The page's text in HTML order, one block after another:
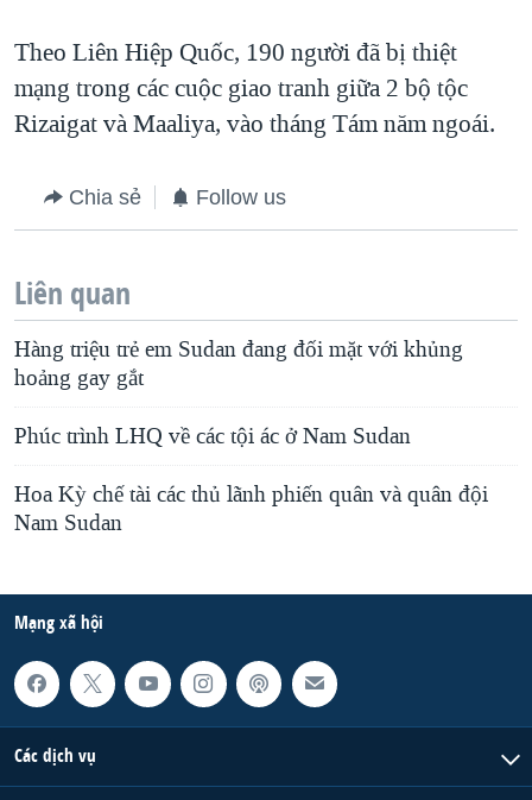
Theo Liên Hiệp Quốc, 190 người đã bị thiệt
mạng trong các cuộc giao tranh giữa 2 bộ tộc
Rizaigat và Maaliya, vào tháng Tám năm ngoái.
Chia sẻ Follow us
Liên quan
Hàng triệu trẻ em Sudan đang đối mặt với khủng
hoảng gay gắt
Phúc trình LHQ về các tội ác ở Nam Sudan
Hoa Kỳ chế tài các thủ lãnh phiến quân và quân đội
Nam Sudan
Mạng xã hội
Các dịch vụ